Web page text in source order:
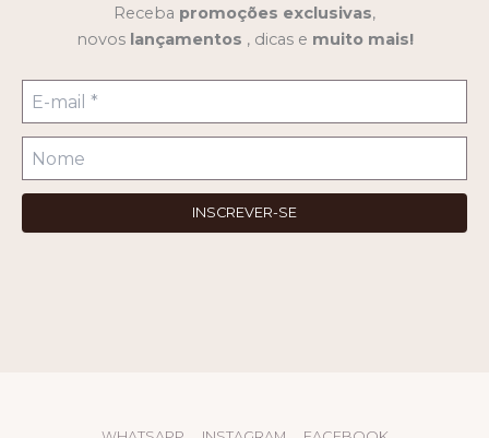
Receba promoções exclusivas,
novos lançamentos , dicas e muito mais!